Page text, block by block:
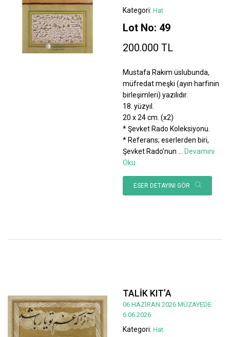
Kategori: Hat
Lot No: 49
200.000 TL
Mustafa Rakım üslubunda,
müfredat meşki (ayın harfinin
birleşimleri) yazılıdır.
18. yüzyıl.
20 x 24 cm. (x2)
* Şevket Rado Koleksiyonu.
* Referans; eserlerden biri,
Şevket Rado’nun
Devamını
Oku
ESER DETAYINI GÖR
TALİK KIT’A
06 HAZİRAN 2026 MÜZAYEDE
6.06.2026
Kategori: Hat